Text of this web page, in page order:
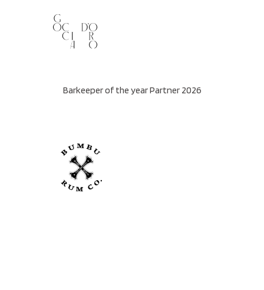
Barkeeper of the year Partner 2026